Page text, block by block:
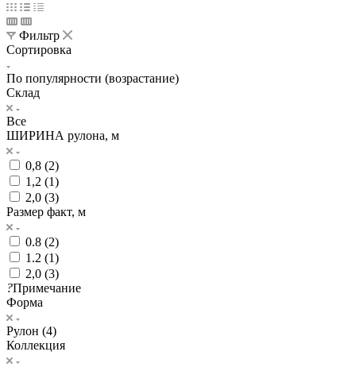
Фильтр
Сортировка
По популярности (возрастание)
Склад
Все
ШИРИНА рулона, м
0,8 (2)
1,2 (1)
2,0 (3)
Размер факт, м
0.8 (2)
1.2 (1)
2,0 (3)
?Примечание
Форма
Рулон (4)
Коллекция